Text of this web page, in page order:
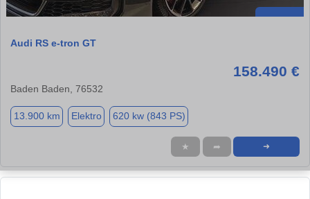
Audi RS e-tron GT
158.490 €
Baden Baden, 76532
13.900 km Elektro 620 kw (843 PS)
★ ➦ ➜